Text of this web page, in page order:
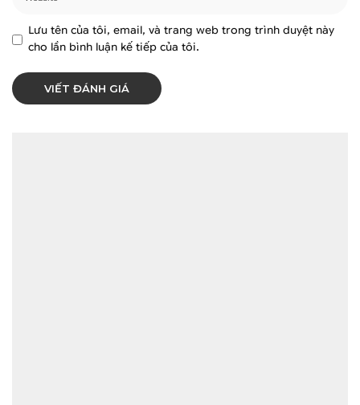
Lưu tên của tôi, email, và trang web trong trình duyệt này
cho lần bình luận kế tiếp của tôi.